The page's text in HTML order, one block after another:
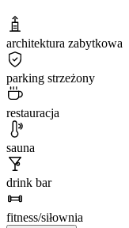
architektura zabytkowa
parking strzeżony
restauracja
sauna
drink bar
fitness/siłownia